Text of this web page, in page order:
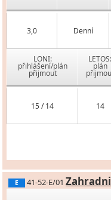
3,0 Denní
LONI:
přihlášení/plán
přijmout
LETOS:
plán
15 / 14 14
E 41-52-E/01